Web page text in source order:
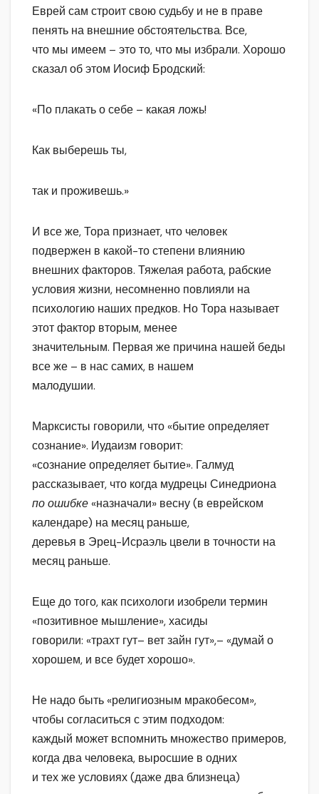
Еврей сам строит свою судьбу и не в праве
пенять на внешние обстоятельства. Все,
что мы имеем – это то, что мы избрали. Хорошо
сказал об этом Иосиф Бродский:
«По плакать о себе – какая ложь!
Как выберешь ты,
так и проживешь.»
И все же, Тора признает, что человек
подвержен в какой-то степени влиянию
внешних факторов. Тяжелая работа, рабские
условия жизни, несомненно повлияли на
психологию наших предков. Но Тора называет
этот фактор вторым, менее
значительным. Первая же причина нашей беды
все же – в нас самих, в нашем
малодушии.
Марксисты говорили, что «бытие определяет
сознание». Иудаизм говорит:
«сознание определяет бытие». Галмуд
рассказывает, что когда мудрецы Синедриона
по ошибке«назначали» весну (в еврейском
календаре) на месяц раньше,
деревья в Эрец-Исраэль цвели в точности на
месяц раньше.
Еще до того, как психологи изобрели термин
«позитивное мышление», хасиды
говорили: «трахт гут– вет зайн гут»,– «думай о
хорошем, и все будет хорошо».
Не надо быть «религиозным мракобесом»,
чтобы согласиться с этим подходом:
каждый может вспомнить множество примеров,
когда два человека, выросшие в одних
и тех же условиях (даже два близнеца)